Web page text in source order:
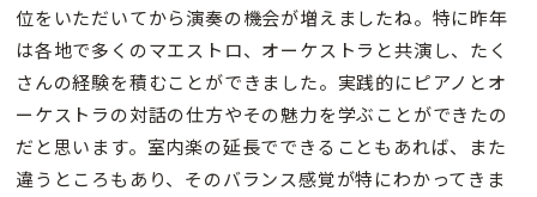
位をいただいてから演奏の機会が増えましたね。特に昨年
は各地で多くのマエストロ、オーケストラと共演し、たく
さんの経験を積むことができました。実践的にピアノとオ
ーケストラの対話の仕方やその魅力を学ぶことができたの
だと思います。室内楽の延長でできることもあれば、また
違うところもあり、そのバランス感覚が特にわかってきま